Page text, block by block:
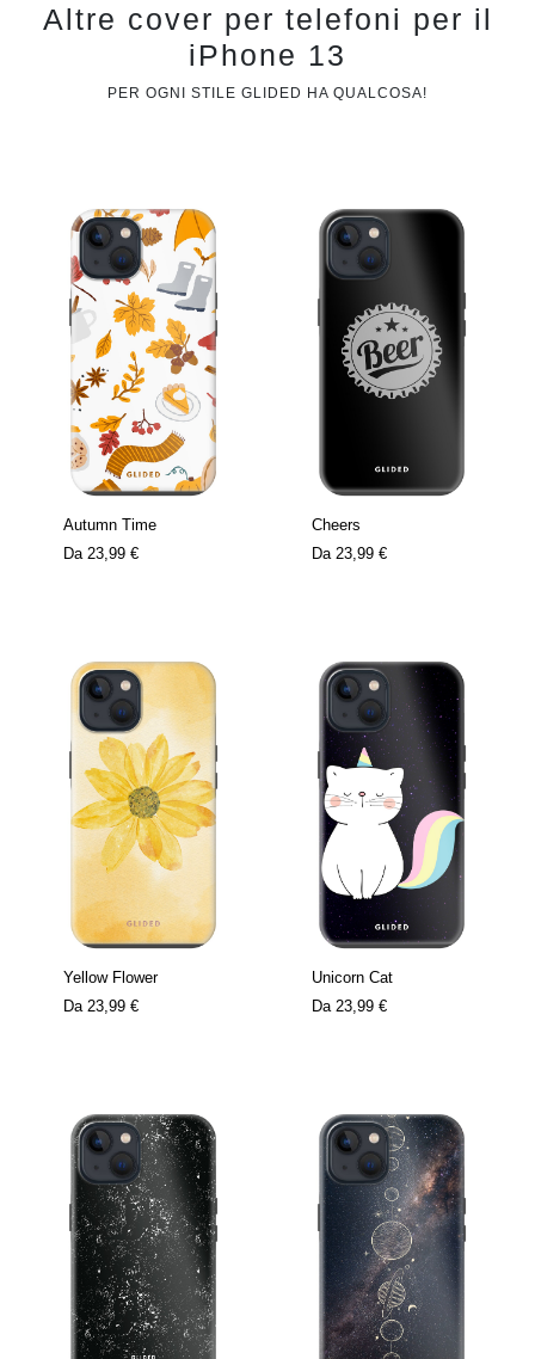
Altre cover per telefoni per il
iPhone 13
PER OGNI STILE GLIDED HA QUALCOSA!
Autumn Time
Da 23,99 €
Cheers
Da 23,99 €
Yellow Flower
Da 23,99 €
Unicorn Cat
Da 23,99 €